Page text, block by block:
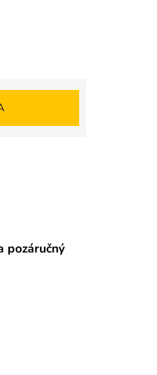
pozáručný